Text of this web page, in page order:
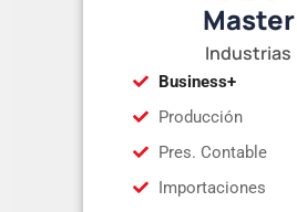
Master
Industrias
Business+
Producción
Pres. Contable
Importaciones